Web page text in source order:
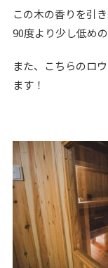
この木の香りを引
90度より少し低め
また、こちらのロ
ます！